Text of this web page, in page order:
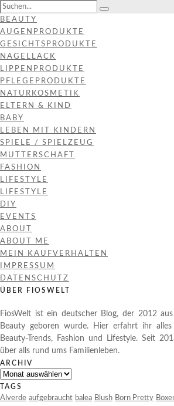
BEAUTY
AUGENPRODUKTE
GESICHTSPRODUKTE
NAGELLACK
LIPPENPRODUKTE
PFLEGEPRODUKTE
NATURKOSMETIK
ELTERN & KIND
BABY
LEBEN MIT KINDERN
SPIELE / SPIELZEUG
MUTTERSCHAFT
FASHION
LIFESTYLE
LIFESTYLE
DIY
EVENTS
ABOUT
ABOUT ME
MEIN KAUFVERHALTEN
IMPRESSUM
DATENSCHUTZ
ÜBER FIOSWELT
FiosWelt ist ein deutscher Blog, der 2012
Beauty geboren wurde. Hier erfahrt ihr
Beauty-Trends, Fashion und Lifestyle. Seit
über alls rund ums Familienleben.
ARCHIV
Archiv
TAGS
Alverde aufgebraucht balea Blush Born Pretty